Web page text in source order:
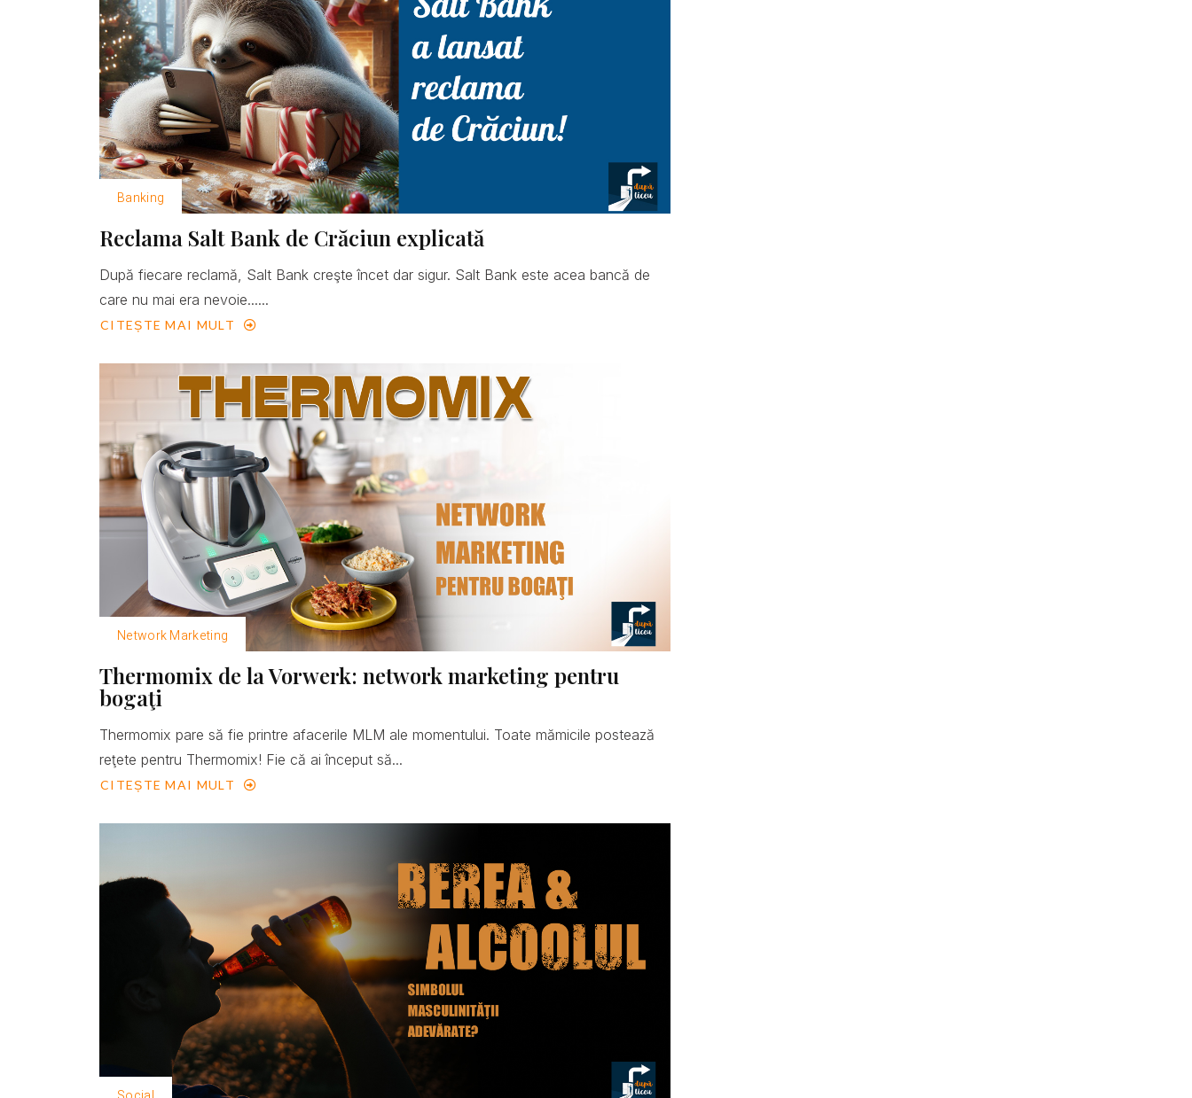
Banking
Reclama Salt Bank de Crăciun explicată
După fiecare reclamă, Salt Bank creşte încet dar sigur. Salt Bank este acea bancă de
care nu mai era nevoie......
CITEȘTE MAI MULT
Network Marketing
Thermomix de la Vorwerk: network marketing pentru
bogaţi
Thermomix pare să fie printre afacerile MLM ale momentului. Toate mămicile postează
reţete pentru Thermomix! Fie că ai început să...
CITEȘTE MAI MULT